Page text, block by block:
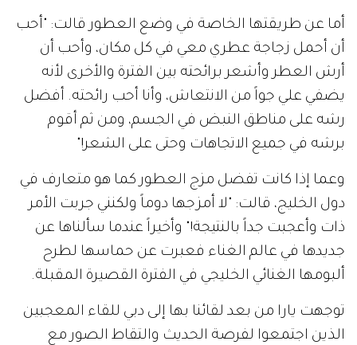
أما عن طريقتها الخاصة في وضع العطور قالت: "أحب
أن أحمل زجاجة عطري معي في كل مكان، وأحب أن
أرش العطر وأشعر برائحته بين الفترة والأخرى لأنه
يضفي علي جواً من الانتعاش، وأنا أحب رائحته. أفضل
رشه على مناطق النبض في الجسم، ومن ثم أقوم
برشه في جميع الاتجاهات وحتى على الشعر!"
وعما إذا كانت تفضل مزج العطور كما هو متعارف في
دول الخليج، قالت: "لا أمزجها دوماً ولكنني جربت الأمر
ذات وأعجبت جداً بالنتيجة!" وأخيراً عندما سألناها عن
جديدها في عالم الغناء فعبرت عن حماسها لطرح
ألبومها الغنائي الخليجي في الفترة القصيرة المقبلة.
توجهت يارا من بعد لقائنا بها إلى دبي للقاء المعجبين
الذين اجتمعوا لفرصة الحديث والتقاط الصور مع